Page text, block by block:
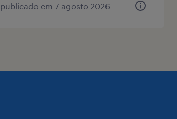
publicado em 7 agosto 2026